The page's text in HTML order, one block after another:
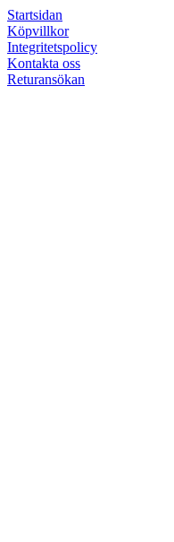
Startsidan
Köpvillkor
Integritetspolicy
Kontakta oss
Returansökan